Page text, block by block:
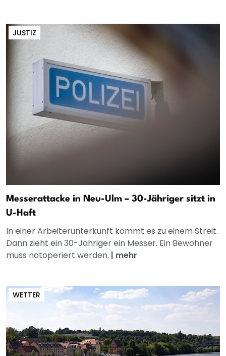
JUSTIZ
Messerattacke in Neu-Ulm – 30-Jähriger sitzt in
U-Haft
In einer Arbeiterunterkunft kommt es zu einem Streit.
Dann zieht ein 30-Jähriger ein Messer. Ein Bewohner
muss notoperiert werden. | mehr
WETTER